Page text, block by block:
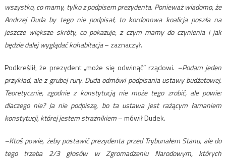
wszystko, co mamy, tylko z podpisem prezydenta. Ponieważ wiadomo, że
Andrzej Duda by tego nie podpisał, to kordonowa koalicja poszła na
jeszcze większe skróty, co pokazuje, z czym mamy do czynienia i jak
będzie dalej wyglądać kohabitacja– zaznaczył.
Podkreślił, że prezydent „może się odwinąć” rządowi. –Podam jeden
przykład, ale z grubej rury. Duda odmówi podpisania ustawy budżetowej.
Teoretycznie, zgodnie z konstytucją nie może tego zrobić, ale powie:
dlaczego nie? Ja nie podpiszę, bo ta ustawa jest rażącym łamaniem
konstytucji, której jestem strażnikiem– mówił Dudek.
–Ktoś powie, żeby postawić prezydenta przed Trybunałem Stanu, ale do
tego trzeba 2/3 głosów w Zgromadzeniu Narodowym, których